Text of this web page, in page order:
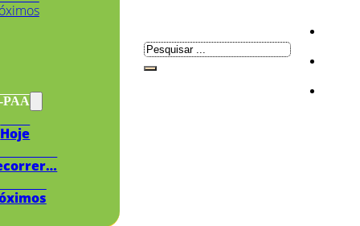
PAA
Hoje
Pesquisar